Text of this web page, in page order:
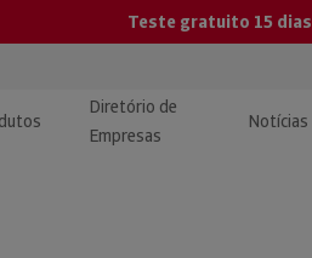
Teste gratuito 15 dias
Diretório de
Empresas
Notícias